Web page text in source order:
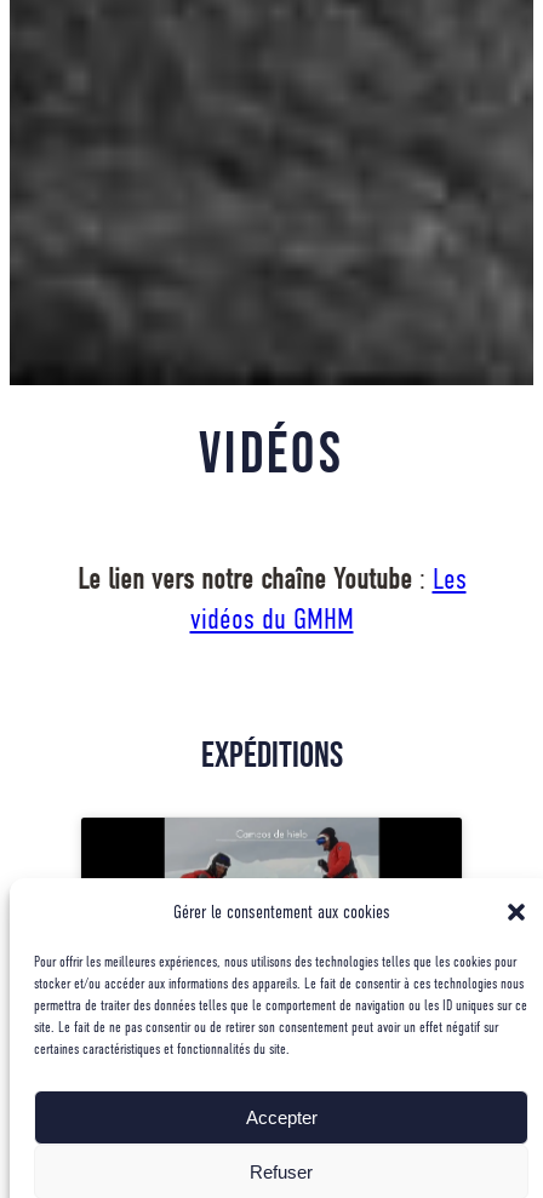
Gérer le consentement aux cookies
Pour offrir les meilleures expériences, nous utilisons des technologies telles que les cookies pour
stocker et/ou accéder aux informations des appareils. Le fait de consentir à ces technologies nous
permettra de traiter des données telles que le comportement de navigation ou les ID uniques sur ce
site. Le fait de ne pas consentir ou de retirer son consentement peut avoir un effet négatif sur
certaines caractéristiques et fonctionnalités du site.
Accepter
Refuser
Vidéos
Le lien vers notre chaîne Youtube : Les
vidéos du GMHM
Expéditions
Cliquez pour accepter les cookies
Voir la Playlist